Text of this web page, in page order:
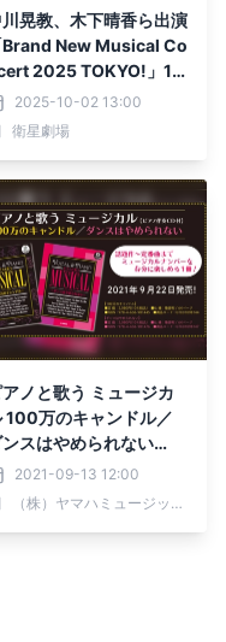
晃教、木下晴香ら出演
Brand New Musical Co
2025 TOKYO!」10
日(日)テレビ初放送！
衛星劇場
2025-10-02 13:00
衛星劇場
アノと歌う ミュージカ
100万のキャンドル／
ンスはやめられない
アノ伴奏CD付】 9月2
発売！
2021-09-13 12:00
（株）ヤマハミュージックエンタテインメントホールディングス